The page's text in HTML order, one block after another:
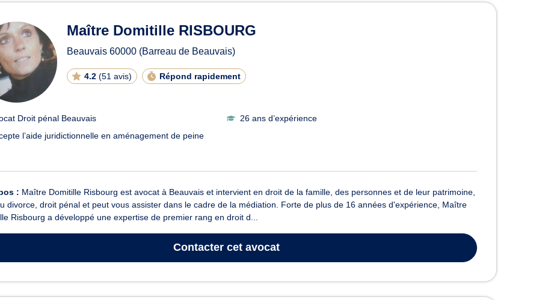
Maître Domitille RISBOURG
Beauvais 60000 (Barreau de Beauvais)
4.2 (51 avis) Répond rapidement
Droit pénal Beauvais
26 ans d’expérience
l’aide juridictionnelle en aménagement de peine
: Maître Domitille Risbourg est avocat à Beauvais et intervient en droit de la famille, des personnes et de leur patrimoine,
divorce, droit pénal et peut vous assister dans le cadre de la médiation. Forte de plus de 16 années d'expérience, Maître
Risbourg a développé une expertise de premier rang en droit d...
Contacter cet avocat